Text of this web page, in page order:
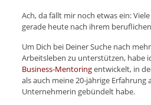
Ach, da fällt mir noch etwas ein:
gerade heute nach ihrem
Um Dich bei Deiner Suche nach
Arbeitsleben zu unterstützen, habe
Business-Mentoringentwickelt, in
als auch meine 20-jährige Erfahrung
Unternehmerin gebündelt habe.